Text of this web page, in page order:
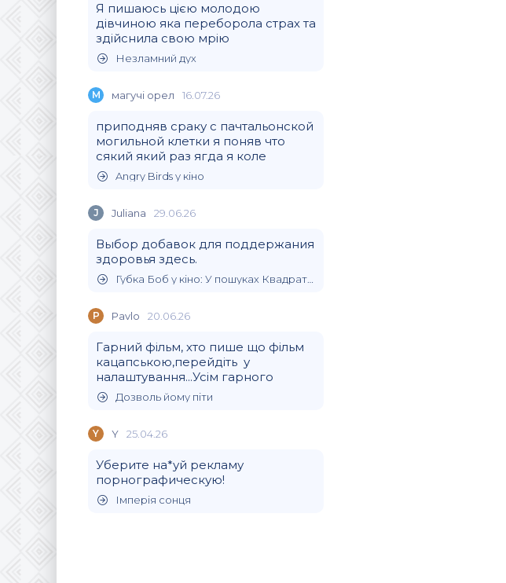
Я пишаюсь цією молодою
дівчиною яка переборола страх та
здійснила свою мрію
Незламний дух
М магучi орел 16.07.26
приподняв сраку с пачтальонской
могильной клетки я поняв что
сякий який раз ягда я коле
Angry Birds у кіно
J Juliana 29.06.26
Выбор добавок для поддержания
здоровья здесь.
Губка Боб у кіно: У пошуках Квадратних Штанів
P Pavlo 20.06.26
Гарний фільм, хто пише що фільм
кацапською,перейдіть у
налаштування...Усім гарного
Дозволь йому піти
Y Y 25.04.26
Уберите на*уй рекламу
порнографическую!
Імперія сонця